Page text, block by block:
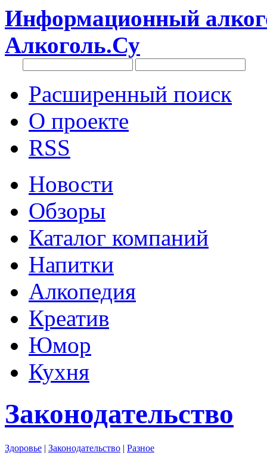
Информационный
Алкоголь.Су
Расширенный поиск
О проекте
RSS
Новости
Обзоры
Каталог компаний
Напитки
Алкопедия
Креатив
Юмор
Кухня
Законодательство
Здоровье | Законодательство | Разное